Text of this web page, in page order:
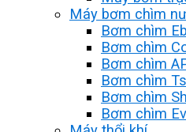
Máy bơm chìm
Bơm chìm
Bơm chìm
Bơm chìm
Bơm chìm
Bơm chìm
Bơm chìm